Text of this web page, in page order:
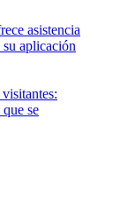
asistencia
su aplicación
que se